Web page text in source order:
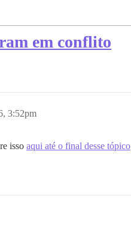
em conflito
3:52pm
isso aqui até o final desse tópico